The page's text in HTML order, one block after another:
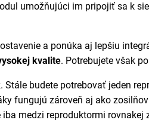
umožňujúci im pripojiť sa k
a ponúka aj lepšiu
kvalite. Potrebujete však
budete potrebovať jeden
fungujú zároveň aj ako
medzi reproduktormi